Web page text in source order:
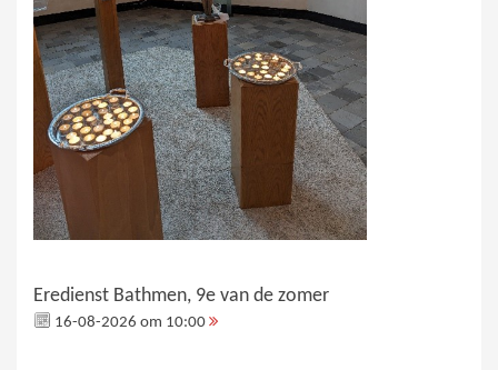
Eredienst Bathmen, 9e van de zomer
16-08-2026 om 10:00